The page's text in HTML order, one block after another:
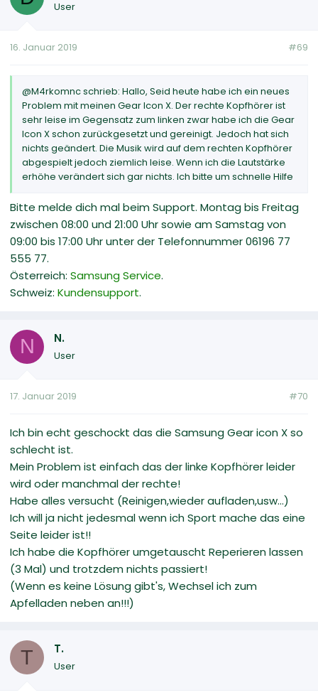
User
16. Januar 2019 #69
@M4rkomnc schrieb: Hallo, Seid heute habe ich ein neues
Problem mit meinen Gear Icon X. Der rechte Kopfhörer ist
sehr leise im Gegensatz zum linken zwar habe ich die Gear
Icon X schon zurückgesetzt und gereinigt. Jedoch hat sich
nichts geändert. Die Musik wird auf dem rechten Kopfhörer
abgespielt jedoch ziemlich leise. Wenn ich die Lautstärke
erhöhe verändert sich gar nichts. Ich bitte um schnelle Hilfe
Bitte melde dich mal beim Support. Montag bis Freitag
zwischen 08:00 und 21:00 Uhr sowie am Samstag von
09:00 bis 17:00 Uhr unter der Telefonnummer 06196 77
555 77.
Österreich: Samsung Service.
Schweiz: Kundensupport.
N N.
User
17. Januar 2019 #70
Ich bin echt geschockt das die Samsung Gear icon X so
schlecht ist.
Mein Problem ist einfach das der linke Kopfhörer leider
wird oder manchmal der rechte!
Habe alles versucht (Reinigen,wieder aufladen,usw...)
Ich will ja nicht jedesmal wenn ich Sport mache das eine
Seite leider ist!!
Ich habe die Kopfhörer umgetauscht Reperieren lassen
(3 Mal) und trotzdem nichts passiert!
(Wenn es keine Lösung gibt's, Wechsel ich zum
Apfelladen neben an!!!)
T T.
User